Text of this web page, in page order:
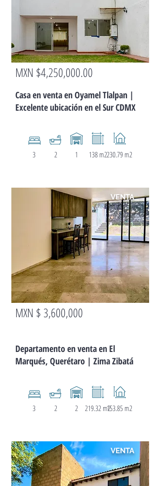
MXN $4,250,000.00
Casa en venta en Oyamel Tlalpan |
Excelente ubicación en el Sur CDMX
3 2 1 138 m2230.79 m2
VENTA
MXN $ 3,600,000
Departamento en venta en El
Marqués, Querétaro | Zima Zibatá
3 2 2 219.32 m2153.85 m2
VENTA